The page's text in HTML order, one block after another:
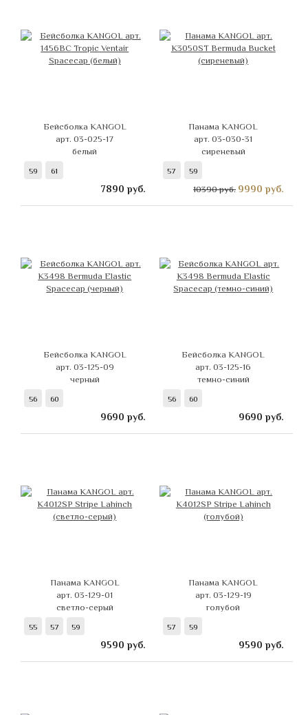
Бейсболка KANGOL
арт. 03-025-17
белый
59 61
7890 руб.
Панама KANGOL
арт. 03-030-31
сиреневый
57 59
10390 руб. 9990 руб.
Бейсболка KANGOL
арт. 03-125-09
черный
56 60
9690 руб.
Бейсболка KANGOL
арт. 03-125-16
темно-синий
56 60
9690 руб.
Панама KANGOL
арт. 03-129-01
светло-серый
55 57 59
9590 руб.
Панама KANGOL
арт. 03-129-19
голубой
57 59
9590 руб.